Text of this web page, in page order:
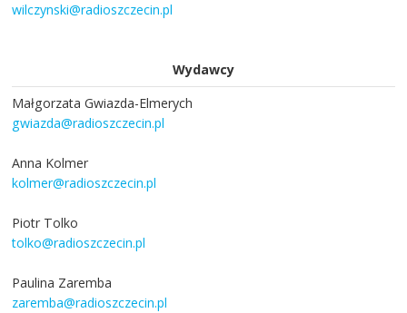
wilczynski@radioszczecin.pl
Wydawcy
Małgorzata Gwiazda-Elmerych
gwiazda@radioszczecin.pl
Anna Kolmer
kolmer@radioszczecin.pl
Piotr Tolko
tolko@radioszczecin.pl
Paulina Zaremba
zaremba@radioszczecin.pl